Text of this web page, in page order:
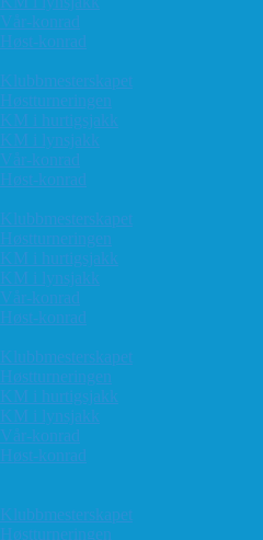
Vår-konrad
Høst-konrad
Klubbmesterskapet
Høstturneringen
KM i hurtigsjakk
KM i lynsjakk
Vår-konrad
Høst-konrad
Klubbmesterskapet
Høstturneringen
KM i hurtigsjakk
KM i lynsjakk
Vår-konrad
Høst-konrad
Klubbmesterskapet
Høstturneringen
KM i hurtigsjakk
KM i lynsjakk
Vår-konrad
Høst-konrad
Klubbmesterskapet
Høstturneringen